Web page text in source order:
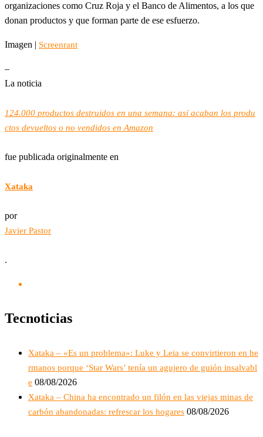
organizaciones como Cruz Roja y el Banco de Alimentos, a los que
donan productos y que forman parte de ese esfuerzo.
Imagen | Screenrant
–
La noticia
124.000 productos destruidos en una semana: así acaban los produ
ctos devueltos o no vendidos en Amazon
fue publicada originalmente en
Xataka
por
Javier Pastor
.
Tecnoticias
Xataka – «Es un problema»: Luke y Leia se convirtieron en he
rmanos porque ‘Star Wars’ tenía un agujero de guión insalvabl
e 08/08/2026
Xataka – China ha encontrado un filón en las viejas minas de
carbón abandonadas: refrescar los hogares 08/08/2026